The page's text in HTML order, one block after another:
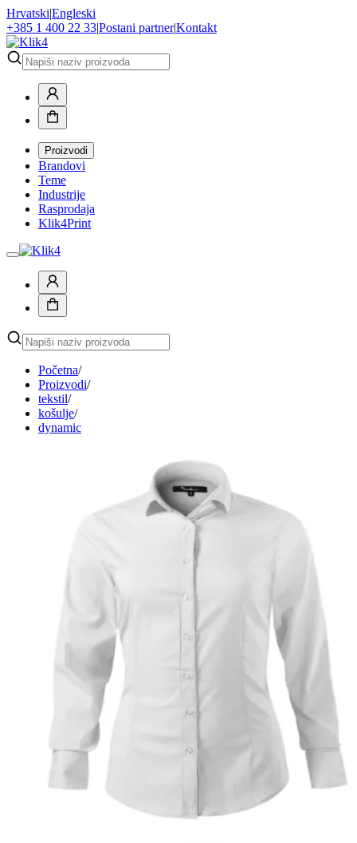
Hrvatski|Engleski
+385 1 400 22 33|Postani partner|Kontakt
Proizvodi
Brandovi
Teme
Industrije
Rasprodaja
Klik4Print
Početna/
Proizvodi/
tekstil/
košulje/
dynamic